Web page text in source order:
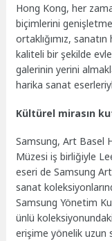
Hong Kong, her
biçimlerini
ortaklığımız,
kaliteli bir şekilde
galerinin yerini
harika sanat
Kültürel mirasın
Samsung, Art Basel
Müzesi iş birliğiyle
eseri de Samsung
sanat
Samsung Yönetim
ünlü
erişime yönelik uzun